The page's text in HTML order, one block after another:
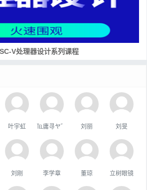
V大学土壤 共建RISC-V教育生态
叶宇虹 ℡庸寻ヤ゛ 刘丽 刘旻
刘刚 李学章 董琼 立树眼镜